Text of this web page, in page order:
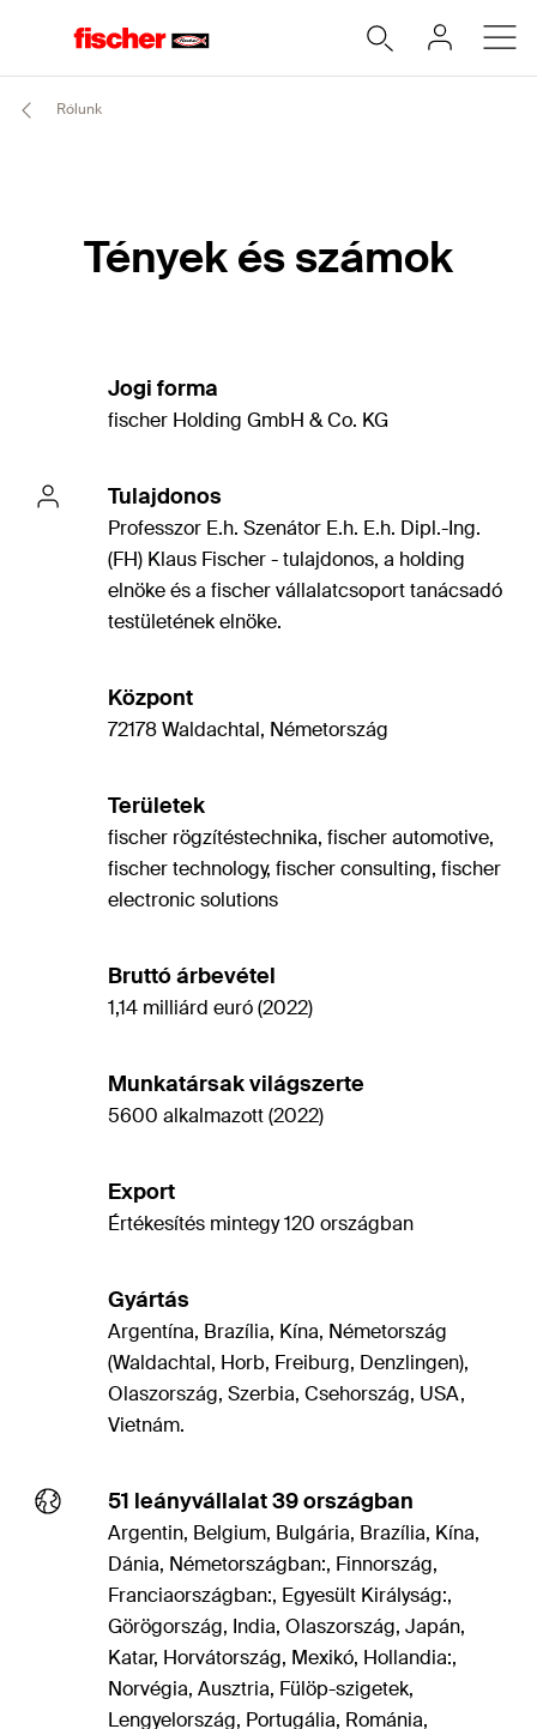
Rólunk
Tények és számok
Jogi forma
fischer Holding GmbH & Co. KG
Tulajdonos
Professzor E.h. Szenátor E.h. E.h. Dipl.-Ing.
(FH) Klaus Fischer - tulajdonos, a holding
elnöke és a fischer vállalatcsoport tanácsadó
testületének elnöke.
Központ
72178 Waldachtal, Németország
Területek
fischer rögzítéstechnika, fischer automotive,
fischer technology, fischer consulting, fischer
electronic solutions
Bruttó árbevétel
1,14 milliárd euró (2022)
Munkatársak világszerte
5600 alkalmazott (2022)
Export
Értékesítés mintegy 120 országban
Gyártás
Argentína, Brazília, Kína, Németország
(Waldachtal, Horb, Freiburg, Denzlingen),
Olaszország, Szerbia, Csehország, USA,
Vietnám.
51 leányvállalat 39 országban
Argentin, Belgium, Bulgária, Brazília, Kína,
Dánia, Németországban:, Finnország,
Franciaországban:, Egyesült Királyság:,
Görögország, India, Olaszország, Japán,
Katar, Horvátország, Mexikó, Hollandia:,
Norvégia, Ausztria, Fülöp-szigetek,
Lengyelország, Portugália, Románia,